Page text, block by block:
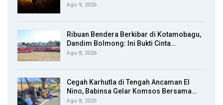
Agu 9, 2026
Ribuan Bendera Berkibar di Kotamobagu,
Dandim Bolmong: Ini Bukti Cinta…
Agu 8, 2026
Cegah Karhutla di Tengah Ancaman El
Nino, Babinsa Gelar Komsos Bersama…
Agu 8, 2026